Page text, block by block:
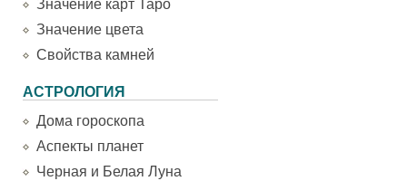
Значение карт Таро
Значение цвета
Свойства камней
АСТРОЛОГИЯ
Дома гороскопа
Аспекты планет
Черная и Белая Луна